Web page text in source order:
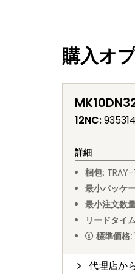
購入オ
12NC:
詳細
梱包: TRAY-
最小パッケ
最小注文数
リードタイ
標準価格:
代理店か